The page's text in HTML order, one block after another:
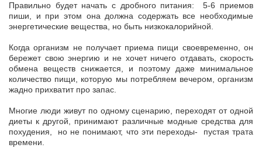
Правильно будет начать с дробного питания: 5-6 приемов
пиши, и при этом она должна содержать все необходимые
энергетические вещества, но быть низкокалорийной.
Когда организм не получает приема пищи своевременно, он
бережет свою энергию и не хочет ничего отдавать, скорость
обмена веществ снижается, и поэтому даже минимальное
количество пищи, которую мы потребляем вечером, организм
жадно прихватит про запас.
Многие люди живут по одному сценарию, переходят от одной
диеты к другой, принимают различные модные средства для
похудения, но не понимают, что эти переходы- пустая трата
времени.